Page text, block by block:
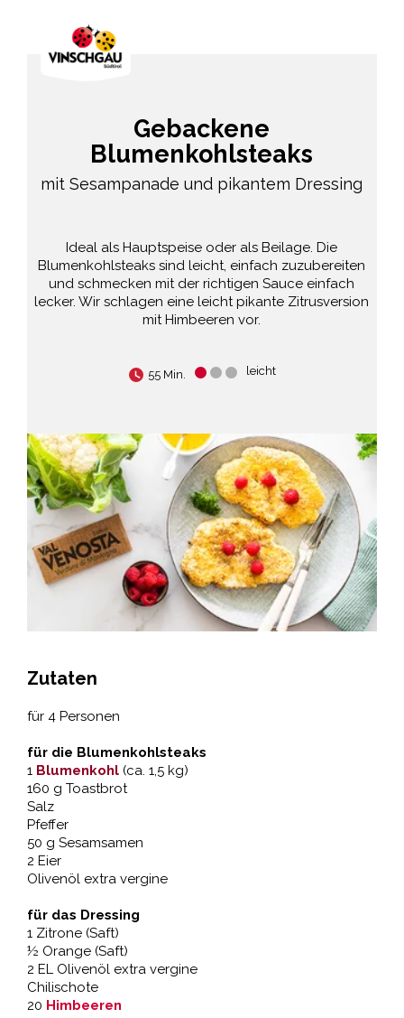
Gebackene
Blumenkohlsteaks
mit Sesampanade und pikantem Dressing
Ideal als Hauptspeise oder als Beilage. Die
Blumenkohlsteaks sind leicht, einfach zuzubereiten
und schmecken mit der richtigen Sauce einfach
lecker. Wir schlagen eine leicht pikante Zitrusversion
mit Himbeeren vor.
55 Min. leicht
Zutaten
für 4 Personen
für die Blumenkohlsteaks
1 Blumenkohl(ca. 1,5 kg)
160 g Toastbrot
Salz
Pfeffer
50 g Sesamsamen
2 Eier
Olivenöl extra vergine
für das Dressing
1 Zitrone (Saft)
½ Orange (Saft)
2 EL Olivenöl extra vergine
Chilischote
20 Himbeeren